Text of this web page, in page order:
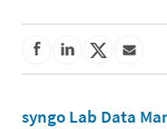
syngo Lab Data